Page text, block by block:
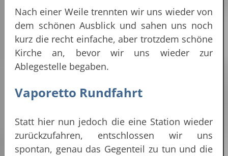
Nach einer Weile trennten wir uns wieder von
dem schönen Ausblick und sahen uns noch
kurz die recht einfache, aber trotzdem schöne
Kirche an, bevor wir uns wieder zur
Ablegestelle begaben.
Vaporetto Rundfahrt
Statt hier nun jedoch die eine Station wieder
zurückzufahren, entschlossen wir uns
spontan, genau das Gegenteil zu tun und die